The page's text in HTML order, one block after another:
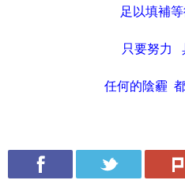
足以填補
只要努力
任何的陰霾